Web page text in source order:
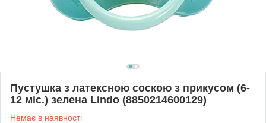
Пустушка з латексною соскою з прикусом (6-
12 міс.) зелена Lindo (8850214600129)
Немає в наявності